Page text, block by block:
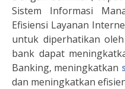
Sistem Informasi
Efisiensi Layanan
untuk diperhatikan
bank dapat
Banking, meningkatkan
dan meningkatkan